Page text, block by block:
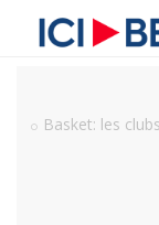
Basket: les